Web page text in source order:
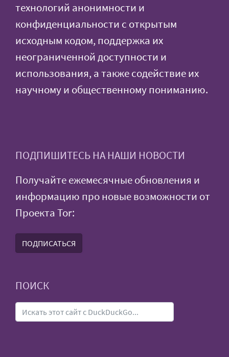
технологий анонимности и
конфиденциальности с открытым
исходным кодом, поддержка их
неограниченной доступности и
использования, а также содействие их
научному и общественному пониманию.
ПОДПИШИТЕСЬ НА НАШИ НОВОСТИ
Получайте ежемесячные обновления и
информацию про новые возможности от
Проекта Tor:
ПОДПИСАТЬСЯ
ПОИСК